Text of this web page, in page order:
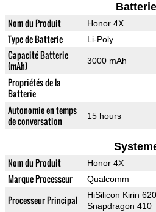
Batterie
Nom du Produit Honor 4X
Type de Batterie Li-Poly
Capacité Batterie
(mAh)
3000 mAh
Propriétés de la
Batterie
Autonomie en temps
de conversation
15 hours
Nom du Produit Honor 4X
Marque Processeur Qualcomm
Processeur Principal
HiSilicon Kirin 620
Snapdragon 410